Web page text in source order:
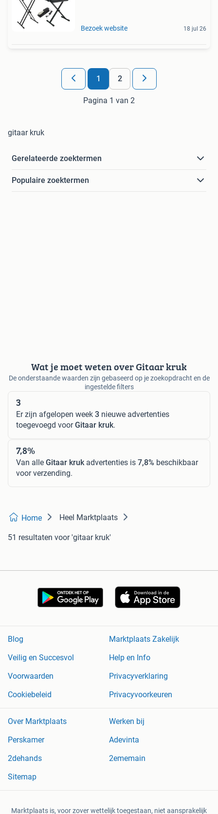
Bezoek website 18 jul 26
1 2
Pagina 1 van 2
gitaar kruk
Gerelateerde zoektermen
Populaire zoektermen
Wat je moet weten over Gitaar kruk
De onderstaande waarden zijn gebaseerd op je zoekopdracht en de
ingestelde filters
3
Er zijn afgelopen week 3 nieuwe advertenties
toegevoegd voorGitaar kruk.
7,8%
Van alle Gitaar krukadvertenties is 7,8% beschikbaar
voor verzending.
Home Heel Marktplaats
51 resultaten voor 'gitaar kruk'
Blog
Marktplaats Zakelijk
Veilig en Succesvol
Help en Info
Voorwaarden
Privacyverklaring
Cookiebeleid
Privacyvoorkeuren
Over Marktplaats
Werken bij
Perskamer
Adevinta
2dehands
2ememain
Sitemap
Marktplaats is, voor zover wettelijk toegestaan, niet aansprakelijk